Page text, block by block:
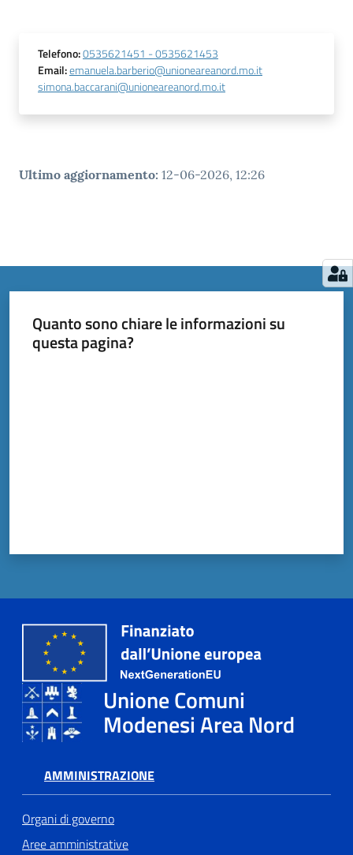
Telefono:0535621451 - 0535621453
Email:emanuela.barberio@unioneareanord.mo.it
simona.baccarani@unioneareanord.mo.it
Ultimo aggiornamento: 12-06-2026, 12:26
Quanto sono chiare le informazioni su
questa pagina?
Unione Comuni
Modenesi Area Nord
AMMINISTRAZIONE
Organi di governo
Aree amministrative